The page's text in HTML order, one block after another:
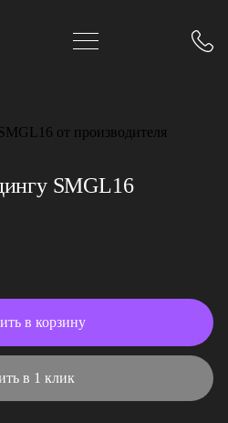
SMGL16
в корзину
в 1 клик